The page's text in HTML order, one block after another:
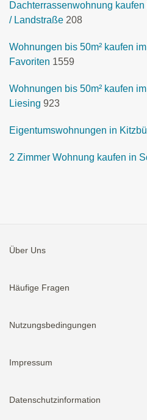
Dachterrassenwohnung
/ Landstraße 208
Wohnungen bis 50m² kaufen
Favoriten 1559
Wohnungen bis 50m² kaufen
Liesing 923
Eigentumswohnungen in
2 Zimmer Wohnung kaufen in
Über Uns
Häufige Fragen
Nutzungsbedingungen
Impressum
Datenschutzinformation